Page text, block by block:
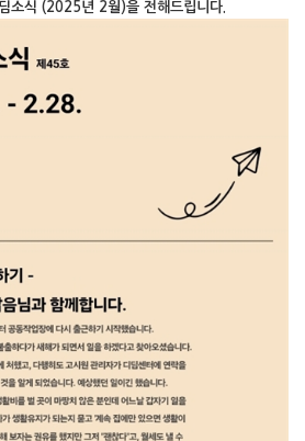
소식 (2025년 2월)을 전해드립니다.